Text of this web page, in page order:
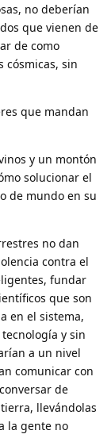
no deberían
que vienen de
de como
cósmicas, sin
que mandan
y un montón
solucionar el
de mundo en su
no dan
contra el
fundar
que son
en el sistema,
y sin
a un nivel
comunicar con
de
llevándolas
la gente no